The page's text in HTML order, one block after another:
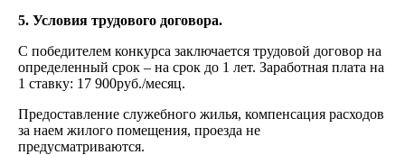
5. Условия трудового договора.
С победителем конкурса заключается трудовой договор на
определенный срок – на срок до 1 лет. Заработная плата на
1 ставку: 17 900руб./месяц.
Предоставление служебного жилья, компенсация расходов
за наем жилого помещения, проезда не
предусматриваются.